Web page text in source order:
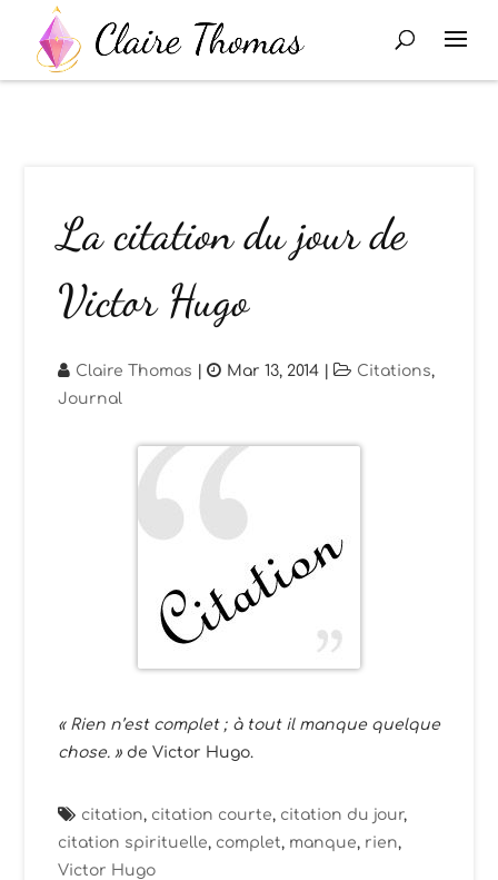
La citation du jour de
Victor Hugo
Claire Thomas | Mar 13, 2014 | Citations,
Journal
« Rien n’est complet ; à tout il manque quelque
chose. » de Victor Hugo.
citation, citation courte, citation du jour,
citation spirituelle, complet, manque, rien,
Victor Hugo